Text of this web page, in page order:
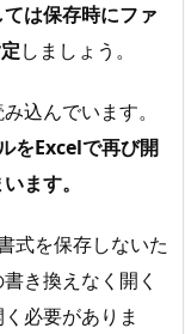
は保存時にファ
しましょう。
込んでいます。
をExcelで再び開
ます。
式を保存しないた
き換えなく開く
必要がありま